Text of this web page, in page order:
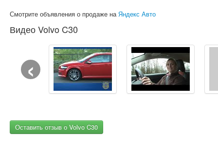
Смотрите объявления о продаже наЯндекс Авто
Видео Volvo C30
‹
Оставить отзыв о Volvo C30